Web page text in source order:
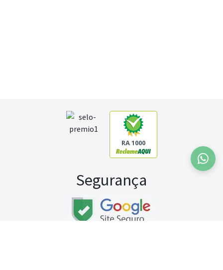
RA 1000
Segurança